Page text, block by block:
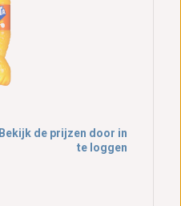
Bekijk de prijzen door in
te loggen